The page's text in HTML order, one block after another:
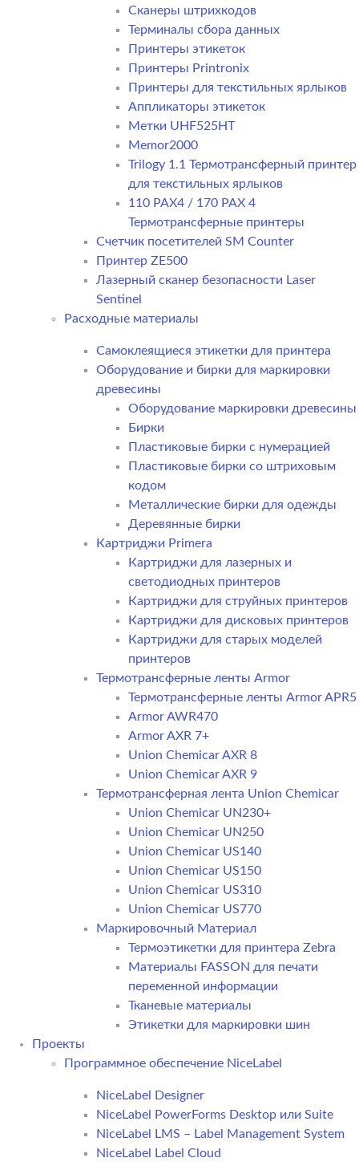
Сканеры штрихкодов
Терминалы сбора данных
Принтеры этикеток
Принтеры Printronix
Принтеры для текстильных ярлыков
Аппликаторы этикеток
Метки UHF525HT
Memor2000
Trilogy 1.1 Термотрансферный принтер
для текстильных ярлыков
110 PAX4 / 170 PAX 4
Термотрансферные принтеры
Счетчик посетителей SM Counter
Принтер ZE500
Лазерный сканер безопасности Laser
Sentinel
Расходные материалы
Самоклеящиеся этикетки для принтера
Оборудование и бирки для маркировки
древесины
Оборудование маркировки древесины
Бирки
Пластиковые бирки с нумерацией
Пластиковые бирки со штриховым
кодом
Металлические бирки для одежды
Деревянные бирки
Картриджи Primera
Картриджи для лазерных и
светодиодных принтеров
Картриджи для струйных принтеров
Картриджи для дисковых принтеров
Картриджи для старых моделей
принтеров
Термотрансферные ленты Armor
Термотрансферные ленты Armor APR5
Armor AWR470
Armor AXR 7+
Union Chemicar AXR 8
Union Chemicar AXR 9
Термотрансферная лента Union Chemicar
Union Chemicar UN230+
Union Chemicar UN250
Union Chemicar US140
Union Chemicar US150
Union Chemicar US310
Union Chemicar US770
Маркировочный Материал
Термоэтикетки для принтера Zebra
Материалы FASSON для печати
переменной информации
Тканевые материалы
Этикетки для маркировки шин
Проекты
Программное обеспечение NiceLabel
NiceLabel Designer
NiceLabel PowerForms Desktop или Suite
NiceLabel LMS – Label Management System
NiceLabel Label Cloud